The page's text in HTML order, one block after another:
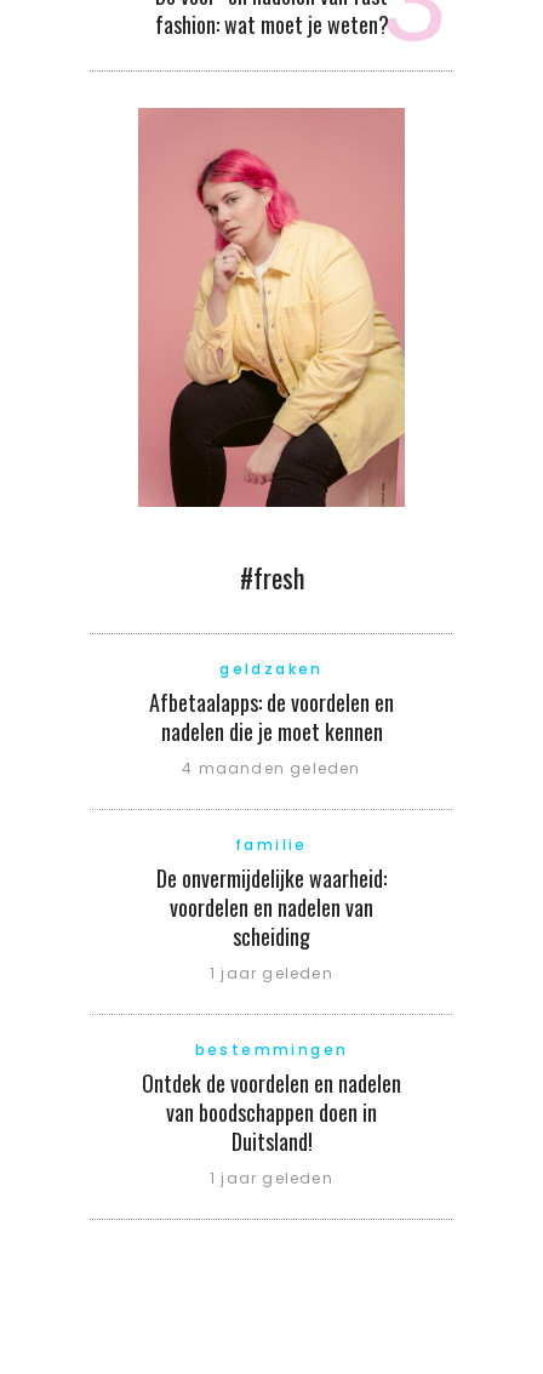
fashion: wat moet je weten?
#fresh
geldzaken
Afbetaalapps: de voordelen en
nadelen die je moet kennen
4 maanden geleden
familie
De onvermijdelijke waarheid:
voordelen en nadelen van
scheiding
1 jaar geleden
bestemmingen
Ontdek de voordelen en nadelen
van boodschappen doen in
Duitsland!
1 jaar geleden